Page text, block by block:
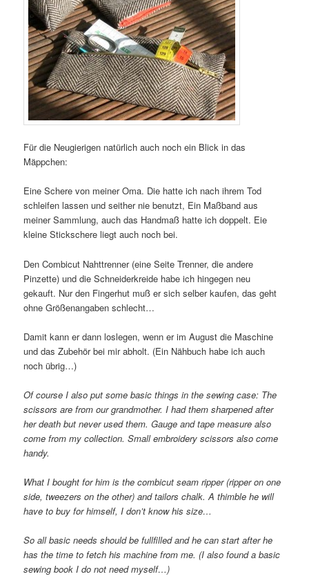
Für die Neugierigen natürlich auch noch ein Blick in das
Mäppchen:
Eine Schere von meiner Oma. Die hatte ich nach ihrem Tod
schleifen lassen und seither nie benutzt, Ein Maßband aus
meiner Sammlung, auch das Handmaß hatte ich doppelt. Eie
kleine Stickschere liegt auch noch bei.
Den Combicut Nahttrenner (eine Seite Trenner, die andere
Pinzette) und die Schneiderkreide habe ich hingegen neu
gekauft. Nur den Fingerhut muß er sich selber kaufen, das geht
ohne Größenangaben schlecht…
Damit kann er dann loslegen, wenn er im August die Maschine
und das Zubehör bei mir abholt. (Ein Nähbuch habe ich auch
noch übrig…)
Of course I also put some basic things in the sewing case: The
scissors are from our grandmother. I had them sharpened after
her death but never used them. Gauge and tape measure also
come from my collection. Small embroidery scissors also come
handy.
What I bought for him is the combicut seam ripper (ripper on one
side, tweezers on the other) and tailors chalk. A thimble he will
have to buy for himself, I don’t know his size…
So all basic needs should be fullfilled and he can start after he
has the time to fetch his machine from me. (I also found a basic
sewing book I do not need myself…)